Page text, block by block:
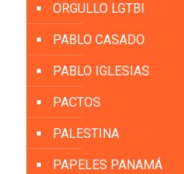
ORGULLO LGTBI
PABLO CASADO
PABLO IGLESIAS
PACTOS
PALESTINA
PAPELES PANAMÁ